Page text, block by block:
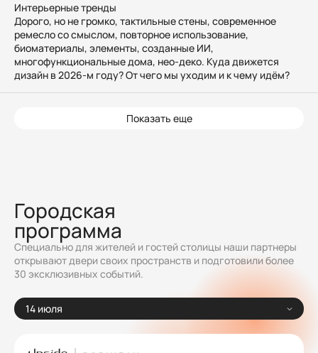
Интерьерные тренды
Дорого, но не громко, тактильные стены, современное
ремесло со смыслом, повторное использование,
биоматериалы, элементы, созданные ИИ,
многофункциональные дома, нео-деко. Куда движется
дизайн в 2026-м году? От чего мы уходим и к чему идём?
Показать еще
Городская
программа
Специально для жителей и гостей столицы наши партнеры
открывают двери своих пространств и подготовили более
30 эксклюзивных событий.
14 июля